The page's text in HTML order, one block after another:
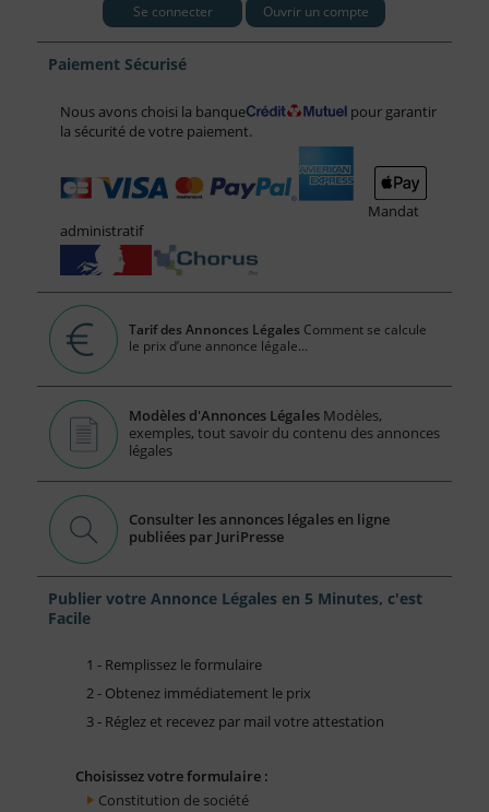
Se connecter Ouvrir un compte
Paiement Sécurisé
Nous avons choisi la banque
pour garantir
la sécurité de votre paiement.
Mandat
administratif
Tarif des Annonces Légales Comment se calcule
le prix d’une annonce légale...
Modèles d'Annonces Légales Modèles,
exemples, tout savoir du contenu des annonces
légales
Consulter les annonces légales en ligne
publiées par JuriPresse
Publier votre Annonce Légales en 5 Minutes, c'est
Facile
1 - Remplissez le formulaire
2 - Obtenez immédiatement le prix
3 - Réglez et recevez par mail votre attestation
Choisissez votre formulaire :
Constitution de société